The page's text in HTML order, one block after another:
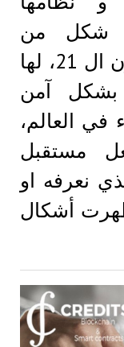
شكل من
أشكال المال لحضارة القرن ال 21، لها
بشكل آمن
العالم،
مستقبل
نعرفه او
فمنذ عام 2009 ظهرت أشكال